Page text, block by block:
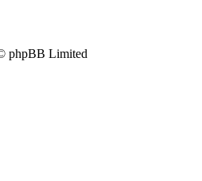
phpBB Limited